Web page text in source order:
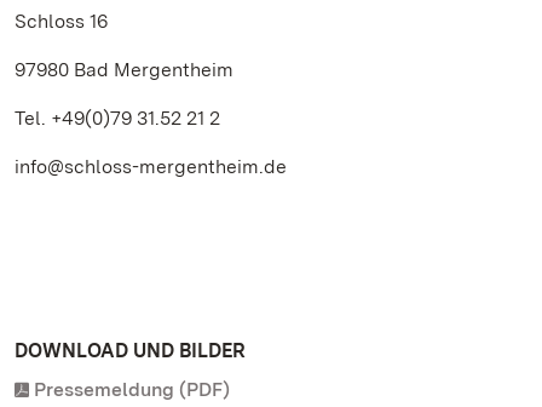
Schloss 16
97980 Bad Mergentheim
Tel. +49(0)79 31.52 21 2
info@schloss-mergentheim.de
DOWNLOAD UND BILDER
Pressemeldung (PDF)